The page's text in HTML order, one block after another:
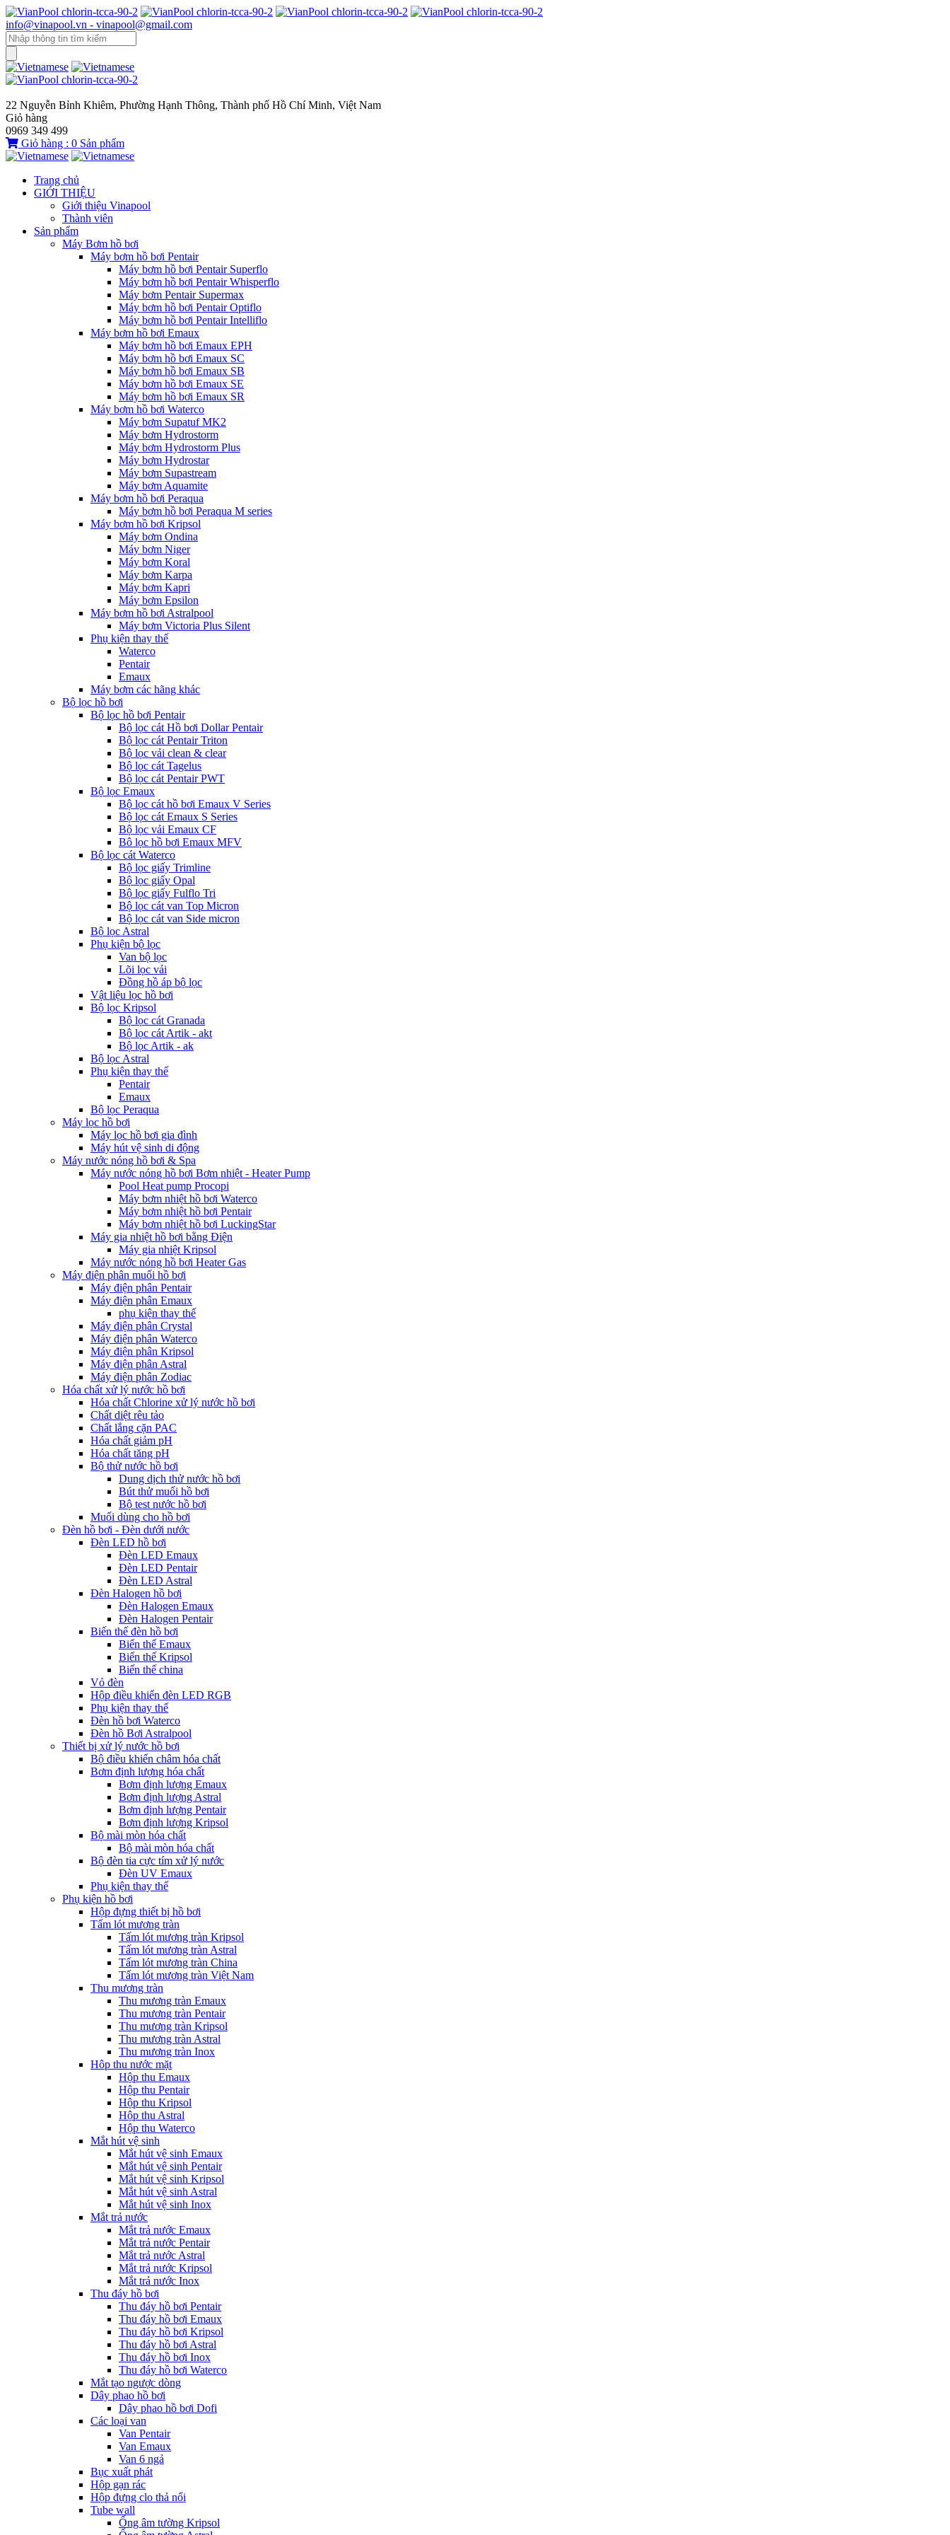
info@vinapool.vn - vinapool@gmail.com
22 Nguyễn Bỉnh Khiêm, Phường Hạnh Thông, Thành phố Hồ Chí Minh, Việt Nam
Giỏ hàng
0969 349 499
Giỏ hàng : 0 Sản phẩm
Trang chủ
GIỚI THIỆU
Giới thiệu Vinapool
Thành viên
Sản phẩm
Máy Bơm hồ bơi
Máy bơm hồ bơi Pentair
Máy bơm hồ bơi Pentair Superflo
Máy bơm hồ bơi Pentair Whisperflo
Máy bơm Pentair Supermax
Máy bơm hồ bơi Pentair Optiflo
Máy bơm hồ bơi Pentair Intelliflo
Máy bơm hồ bơi Emaux
Máy bơm hồ bơi Emaux EPH
Máy bơm hồ bơi Emaux SC
Máy bơm hồ bơi Emaux SB
Máy bơm hồ bơi Emaux SE
Máy bơm hồ bơi Emaux SR
Máy bơm hồ bơi Waterco
Máy bơm Supatuf MK2
Máy bơm Hydrostorm
Máy bơm Hydrostorm Plus
Máy bơm Hydrostar
Máy bơm Supastream
Máy bơm Aquamite
Máy bơm hồ bơi Peraqua
Máy bơm hồ bơi Peraqua M series
Máy bơm hồ bơi Kripsol
Máy bơm Ondina
Máy bơm Niger
Máy bơm Koral
Máy bơm Karpa
Máy bơm Kapri
Máy bơm Epsilon
Máy bơm hồ bơi Astralpool
Máy bơm Victoria Plus Silent
Phụ kiện thay thế
Waterco
Pentair
Emaux
Máy bơm các hãng khác
Bộ lọc hồ bơi
Bộ lọc hồ bơi Pentair
Bộ lọc cát Hồ bơi Dollar Pentair
Bộ lọc cát Pentair Triton
Bộ lọc vải clean & clear
Bộ lọc cát Tagelus
Bộ lọc cát Pentair PWT
Bộ lọc Emaux
Bộ lọc cát hồ bơi Emaux V Series
Bộ lọc cát Emaux S Series
Bộ lọc vải Emaux CF
Bô lọc hồ bơi Emaux MFV
Bộ lọc cát Waterco
Bộ lọc giấy Trimline
Bộ lọc giấy Opal
Bộ lọc giấy Fulflo Tri
Bộ lọc cát van Top Micron
Bộ lọc cát van Side micron
Bộ lọc Astral
Phụ kiện bộ lọc
Van bộ lọc
Lõi lọc vải
Đồng hồ áp bộ lọc
Vật liệu lọc hồ bơi
Bộ lọc Kripsol
Bộ lọc cát Granada
Bộ lọc cát Artik - akt
Bộ lọc Artik - ak
Bộ lọc Astral
Phụ kiện thay thế
Pentair
Emaux
Bộ lọc Peraqua
Máy lọc hồ bơi
Máy lọc hồ bơi gia đình
Máy hút vệ sinh di động
Máy nước nóng hồ bơi & Spa
Máy nước nóng hồ bơi Bơm nhiệt - Heater Pump
Pool Heat pump Procopi
Máy bơm nhiệt hồ bơi Waterco
Máy bơm nhiệt hồ bơi Pentair
Máy bơm nhiệt hồ bơi LuckingStar
Máy gia nhiệt hồ bơi bằng Điện
Máy gia nhiệt Kripsol
Máy nước nóng hồ bơi Heater Gas
Máy điện phân muối hồ bơi
Máy điện phân Pentair
Máy điện phân Emaux
phụ kiện thay thế
Máy điện phân Crystal
Máy điện phân Waterco
Máy điện phân Kripsol
Máy điện phân Astral
Máy điện phân Zodiac
Hóa chất xử lý nước hồ bơi
Hóa chất Chlorine xử lý nước hồ bơi
Chất diệt rêu tảo
Chất lắng cặn PAC
Hóa chất giảm pH
Hóa chất tăng pH
Bộ thử nước hồ bơi
Dung dịch thử nước hồ bơi
Bút thử muối hồ bơi
Bộ test nước hồ bơi
Muối dùng cho hồ bơi
Đèn hồ bơi - Đèn dưới nước
Đèn LED hồ bơi
Đèn LED Emaux
Đèn LED Pentair
Đèn LED Astral
Đèn Halogen hồ bơi
Đèn Halogen Emaux
Đèn Halogen Pentair
Biến thế đèn hồ bơi
Biến thế Emaux
Biến thế Kripsol
Biến thế china
Vỏ đèn
Hộp điều khiển đèn LED RGB
Phụ kiện thay thế
Đèn hồ bơi Waterco
Đèn hồ Bơi Astralpool
Thiết bị xử lý nước hồ bơi
Bộ điều khiển châm hóa chất
Bơm định lượng hóa chất
Bơm định lượng Emaux
Bơm định lượng Astral
Bơm định lượng Pentair
Bơm định lượng Kripsol
Bộ mài mòn hóa chất
Bộ mài mòn hóa chất
Bộ đèn tia cực tím xử lý nước
Đèn UV Emaux
Phụ kiện thay thế
Phụ kiện hồ bơi
Hộp đựng thiết bị hồ bơi
Tấm lót mương tràn
Tấm lót mương tràn Kripsol
Tấm lót mương tràn Astral
Tấm lót mương tràn China
Tấm lót mương tràn Việt Nam
Thu mương tràn
Thu mương tràn Emaux
Thu mương tràn Pentair
Thu mương tràn Kripsol
Thu mương tràn Astral
Thu mương tràn Inox
Hôp thu nước mặt
Hộp thu Emaux
Hộp thu Pentair
Hộp thu Kripsol
Hộp thu Astral
Hộp thu Waterco
Mắt hút vệ sinh
Mắt hút vệ sinh Emaux
Mắt hút vệ sinh Pentair
Mắt hút vệ sinh Kripsol
Mắt hút vệ sinh Astral
Mắt hút vệ sinh Inox
Mắt trả nước
Mắt trả nước Emaux
Mắt trả nước Pentair
Mắt trả nước Astral
Mắt trả nước Kripsol
Mắt trả nước Inox
Thu đáy hồ bơi
Thu đáy hồ bơi Pentair
Thu đáy hồ bơi Emaux
Thu đáy hồ bơi Kripsol
Thu đáy hồ bơi Astral
Thu đáy hồ bơi Inox
Thu đáy hồ bơi Waterco
Mắt tạo ngược dòng
Dây phao hồ bơi
Dây phao hồ bơi Dofi
Các loại van
Van Pentair
Van Emaux
Van 6 ngả
Bục xuất phát
Hộp gạn rác
Hộp đựng clo thả nổi
Tube wall
Ống âm tường Kripsol